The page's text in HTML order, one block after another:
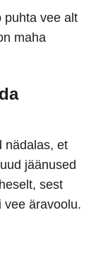
puhta vee alt
maha
nädalas, et
jäänused
sest
vee äravoolu.